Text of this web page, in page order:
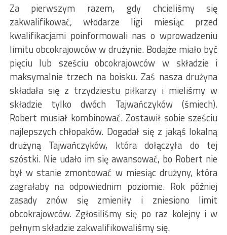
Za pierwszym razem, gdy chcieliśmy się
zakwalifikować, włodarze ligi miesiąc przed
kwalifikacjami poinformowali nas o wprowadzeniu
limitu obcokrajowców w drużynie. Bodajże miało być
pięciu lub sześciu obcokrajowców w składzie i
maksymalnie trzech na boisku. Zaś nasza drużyna
składała się z trzydziestu piłkarzy i mieliśmy w
składzie tylko dwóch Tajwańczyków (śmiech).
Robert musiał kombinować. Zostawił sobie sześciu
najlepszych chłopaków. Dogadał się z jakąś lokalną
drużyną Tajwańczyków, która dołączyła do tej
szóstki. Nie udało im się awansować, bo Robert nie
był w stanie zmontować w miesiąc drużyny, która
zagrałaby na odpowiednim poziomie. Rok później
zasady znów się zmieniły i zniesiono limit
obcokrajowców. Zgłosiliśmy się po raz kolejny i w
pełnym składzie zakwalifikowaliśmy się.